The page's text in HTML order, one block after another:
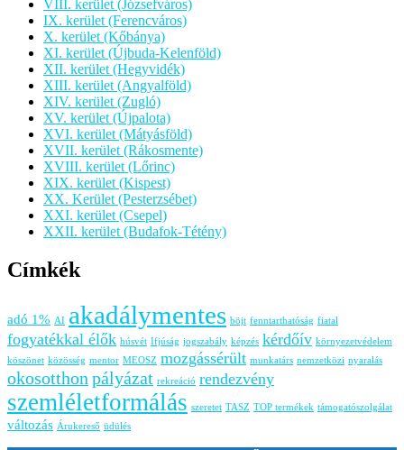
VIII. kerület (Józsefváros)
IX. kerület (Ferencváros)
X. kerület (Kőbánya)
XI. kerület (Újbuda-Kelenföld)
XII. kerület (Hegyvidék)
XIII. kerület (Angyalföld)
XIV. kerület (Zugló)
XV. kerület (Újpalota)
XVI. kerület (Mátyásföld)
XVII. kerület (Rákosmente)
XVIII. kerület (Lőrinc)
XIX. kerület (Kispest)
XX. Kerület (Pesterzsébet)
XXI. kerület (Csepel)
XXII. kerület (Budafok-Tétény)
Címkék
adó 1% AI akadálymentes böjt fenntarthatóság fiatal
fogyatékkal élők húsvét Ifjúság jogszabály képzés kérdőív környezetvédelem
köszönet közösség mentor MEOSZ mozgássérült munkatárs nemzetközi nyaralás
okosotthon pályázat rekreáció rendezvény
szemléletformálás szeretet TASZ TOP termékek támogatószolgálat
változás Árukereső üdülés